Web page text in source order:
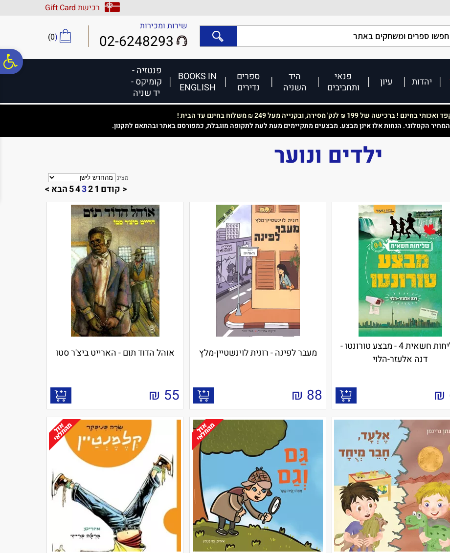
נגישות
אתר
המרכזי
רכישת Gift Card
שירות ומכירות
02-6248293
(
0
)
יהדות עיון
פנאי
ותחביבים
היד
השניה
ספרים
נדירים
BOOKS IN
ENGLISH
פנטזיה -
קומיקס -
יד שניה
ואכותי בחינם ! ברכישה של 199 ₪ לנק' מסירה, ובקנייה מעל 249 ₪משלוח בחינם עד הבית !
הקטלוגי. הנחות אלו אינן מבצע. מבצעים מתקיימים מעת לעת לתקופה מוגבלת, כמפורסם באתר ובהתאם לתקנון.
ילדים ונוער
מציג
< קודם 1
2
3
4
5הבא >
שליחות חשאית 4 - מבצע טורונטו -
דנה אלעזר-הלוי
₪
מעבר לפינה - רונית לוינשטיין-מלץ
88
₪
אוהל הדוד תום - הארייט ביצ'ר סטו
55
₪